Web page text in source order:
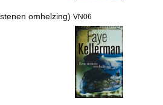
omhelzing) VN06